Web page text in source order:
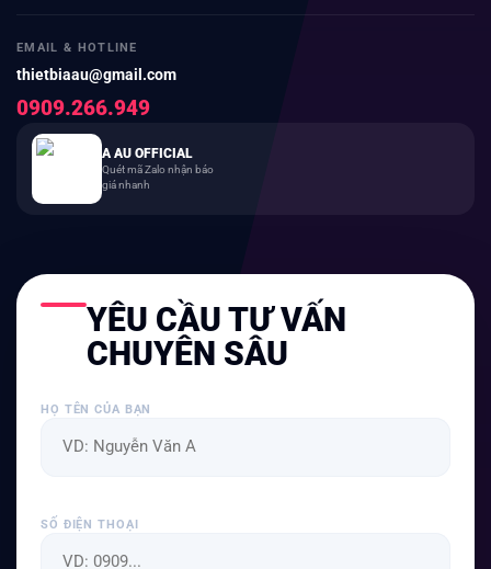
EMAIL & HOTLINE
thietbiaau@gmail.com
0909.266.949
A AU OFFICIAL
Quét mã Zalo nhận báo
giá nhanh
YÊU CẦU TƯ VẤN
CHUYÊN SÂU
HỌ TÊN CỦA BẠN
SỐ ĐIỆN THOẠI